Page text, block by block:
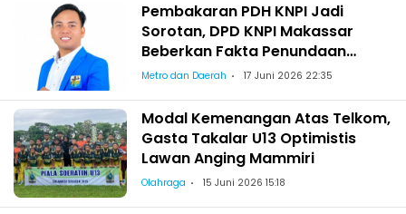
Pembakaran PDH KNPI Jadi
Sorotan, DPD KNPI Makassar
Beberkan Fakta Penundaan
Pelantikan Wajo
Metro dan Daerah 17 Juni 2026 22:35
Modal Kemenangan Atas Telkom,
Gasta Takalar U13 Optimistis
Lawan Anging Mammiri
Olahraga 15 Juni 2026 15:18